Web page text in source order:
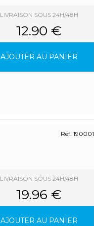
LIVRAISON SOUS 24H/48H
12.90 €
AJOUTER AU PANIER
Ref. 190001
LIVRAISON SOUS 24H/48H
19.96 €
AJOUTER AU PANIER